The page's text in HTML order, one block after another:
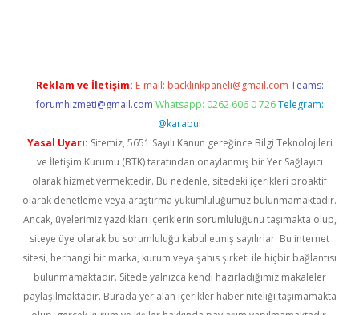
Reklam ve İletişim: E-mail: backlinkpaneli@gmail.com Teams:
forumhizmeti@gmail.com Whatsapp: 0262 606 0 726 Telegram:
@karabul
Yasal Uyarı: Sitemiz, 5651 Sayılı Kanun gereğince Bilgi Teknolojileri
ve İletişim Kurumu (BTK) tarafından onaylanmış bir Yer Sağlayıcı
olarak hizmet vermektedir. Bu nedenle, sitedeki içerikleri proaktif
olarak denetleme veya araştırma yükümlülüğümüz bulunmamaktadır.
Ancak, üyelerimiz yazdıkları içeriklerin sorumluluğunu taşımakta olup,
siteye üye olarak bu sorumluluğu kabul etmiş sayılırlar. Bu internet
sitesi, herhangi bir marka, kurum veya şahıs şirketi ile hiçbir bağlantısı
bulunmamaktadır. Sitede yalnızca kendi hazırladığımız makaleler
paylaşılmaktadır. Burada yer alan içerikler haber niteliği taşımamakta